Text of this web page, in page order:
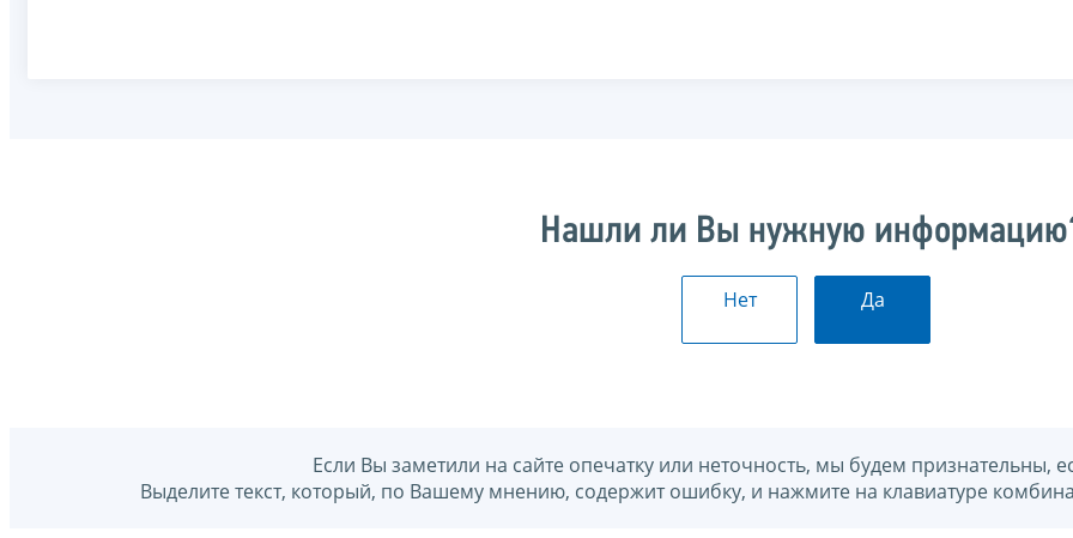
Нашли ли Вы нужную
Нет Да
Если Вы заметили на сайте опечатку или неточность, мы будем признательны,
Выделите текст, который, по Вашему мнению, содержит ошибку, и нажмите на клавиатуре